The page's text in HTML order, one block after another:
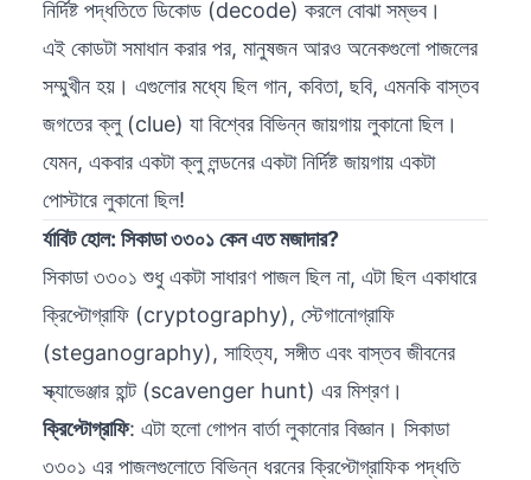
নির্দিষ্ট পদ্ধতিতে ডিকোড (decode) করলে বোঝা সম্ভব।
এই কোডটা সমাধান করার পর, মানুষজন আরও অনেকগুলো পাজলের
সম্মুখীন হয়। এগুলোর মধ্যে ছিল গান, কবিতা, ছবি, এমনকি বাস্তব
জগতের ক্লু (clue) যা বিশ্বের বিভিন্ন জায়গায় লুকানো ছিল।
যেমন, একবার একটা ক্লু লন্ডনের একটা নির্দিষ্ট জায়গায় একটা
পোস্টারে লুকানো ছিল!
র্যাবিট হোল: সিকাডা ৩৩০১ কেন এত মজাদার?
সিকাডা ৩৩০১ শুধু একটা সাধারণ পাজল ছিল না, এটা ছিল একাধারে
ক্রিপ্টোগ্রাফি (cryptography), স্টেগানোগ্রাফি
(steganography), সাহিত্য, সঙ্গীত এবং বাস্তব জীবনের
স্ক্যাভেঞ্জার হান্ট (scavenger hunt) এর মিশ্রণ।
ক্রিপ্টোগ্রাফি: এটা হলো গোপন বার্তা লুকানোর বিজ্ঞান। সিকাডা
৩৩০১ এর পাজলগুলোতে বিভিন্ন ধরনের ক্রিপ্টোগ্রাফিক পদ্ধতি